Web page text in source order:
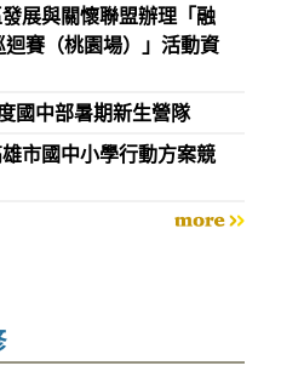
展與關懷聯盟辦理「融
賽（桃園場）」活動資
國中部暑期新生營隊
市國中小學行動方案競
more